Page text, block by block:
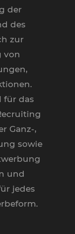
der
des
zur
von
für das
Ganz-,
sowie
und
jedes